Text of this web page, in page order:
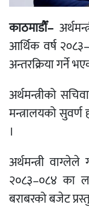
काठमाडौँ–
आर्थिक वर्ष
अन्तरक्रिया गर्ने
अर्थमन्त्रीको
मन्त्रालयको
।
अर्थमन्त्री
२०८३–०८४ का
बराबरको बजेट